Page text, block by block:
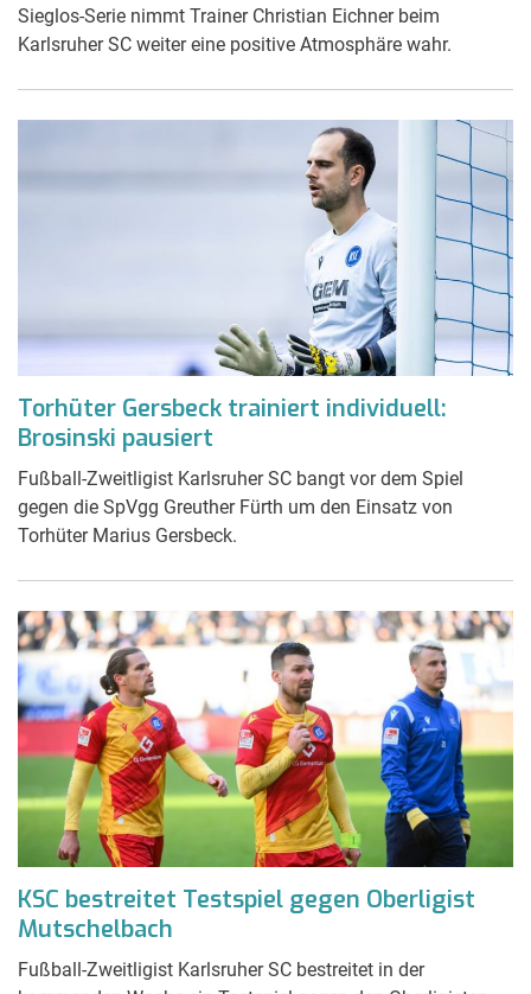
Sieglos-Serie nimmt Trainer Christian Eichner beim
Karlsruher SC weiter eine positive Atmosphäre wahr.
Torhüter Gersbeck trainiert individuell:
Brosinski pausiert
Fußball-Zweitligist Karlsruher SC bangt vor dem Spiel
gegen die SpVgg Greuther Fürth um den Einsatz von
Torhüter Marius Gersbeck.
KSC bestreitet Testspiel gegen Oberligist
Mutschelbach
Fußball-Zweitligist Karlsruher SC bestreitet in der